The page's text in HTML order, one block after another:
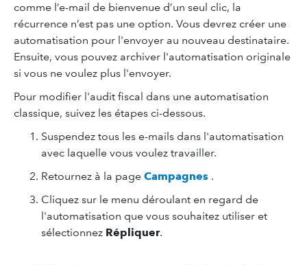
comme l’e-mail de bienvenue d’un seul clic, la
récurrence n’est pas une option. Vous devrez créer une
automatisation pour l'envoyer au nouveau destinataire.
Ensuite, vous pouvez archiver l'automatisation originale
si vous ne voulez plus l'envoyer.
Pour modifier l'audit fiscal dans une automatisation
classique, suivez les étapes ci-dessous.
Suspendez tous les e-mails dans l'automatisation
avec laquelle vous voulez travailler.
Retournez à la page Campagnes .
Cliquez sur le menu déroulant en regard de
l'automatisation que vous souhaitez utiliser et
sélectionnez Répliquer.